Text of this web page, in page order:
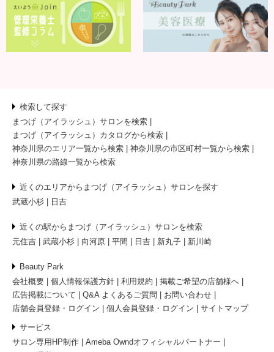
検索して探す
まつげ（アイラッシュ）サロンを検索
まつげ（アイラッシュ）カタログから検索
神奈川県のエリア一覧から検索
神奈川県の市区町村一覧から検索
神奈川県の路線一覧から検索
近くのエリアからまつげ（アイラッシュ）サロンを探す
武蔵小杉
日吉
近くの駅からまつげ（アイラッシュ）サロンを検索
元住吉
武蔵小杉 向河原 平間 日吉 新丸子 新川崎
Beauty Park
会社概要
個人情報保護方針 利用規約
掲載ご希望の店舗様へ
広告掲載について
Q&A よくあるご質問
お問い合わせ
店舗会員登録・ログイン
個人会員登録・ログイン サイトマップ
サービス
サロン専用HP制作
Ameba Owndオフィシャルパートナー